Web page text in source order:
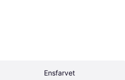
Ensfarvet